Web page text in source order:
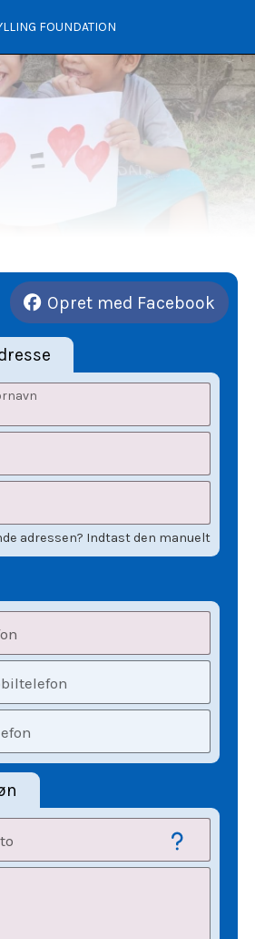
FOUNDATION
Opret med Facebook
adressen? Indtast den manuelt